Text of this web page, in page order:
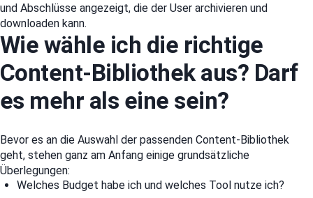
und Abschlüsse angezeigt, die der User archivieren und
downloaden kann.
Wie wähle ich die richtige
Content-Bibliothek aus? Darf
es mehr als eine sein?
Bevor es an die Auswahl der passenden Content-Bibliothek
geht, stehen ganz am Anfang einige grundsätzliche
Überlegungen:
Welches Budget habe ich und welches Tool nutze ich?